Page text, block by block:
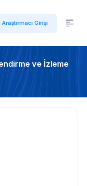
Araştırmacı Girişi
ve İzleme